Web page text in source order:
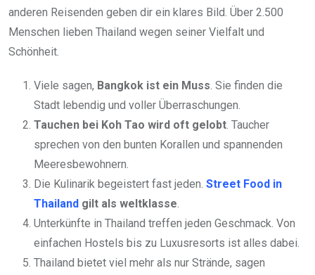
anderen Reisenden geben dir ein klares Bild. Über 2.500
Menschen lieben Thailand wegen seiner Vielfalt und
Schönheit.
Viele sagen, Bangkok ist ein Muss . Sie finden die
Stadt lebendig und voller Überraschungen.
Tauchen bei Koh Tao wird oft gelobt . Taucher
sprechen von den bunten Korallen und spannenden
Meeresbewohnern.
Die Kulinarik begeistert fast jeden. Street Food in
Thailand gilt als weltklasse
Unterkünfte in Thailand treffen jeden Geschmack. Von
einfachen Hostels bis zu Luxusresorts ist alles dabei.
Thailand bietet viel mehr als nur Strände, sagen